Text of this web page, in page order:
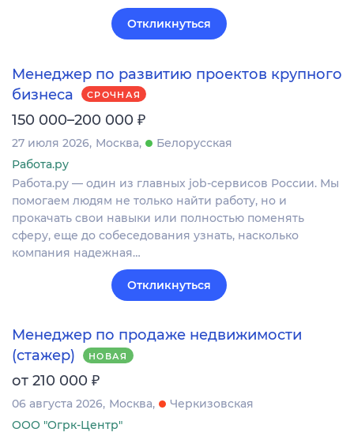
Откликнуться
Менеджер по развитию проектов крупного
бизнеса
СРОЧНАЯ
150 000–200 000 ₽
27 июля 2026 Москва
Белорусская
Работа.ру
Работа.ру — один из главных job-сервисов России. Мы
помогаем людям не только найти работу, но и
прокачать свои навыки или полностью поменять
сферу, еще до собеседования узнать, насколько
компания надежная…
Откликнуться
Менеджер по продаже недвижимости
(стажер)
НОВАЯ
от 210 000 ₽
06 августа 2026 Москва
Черкизовская
ООО "Огрк-Центр"